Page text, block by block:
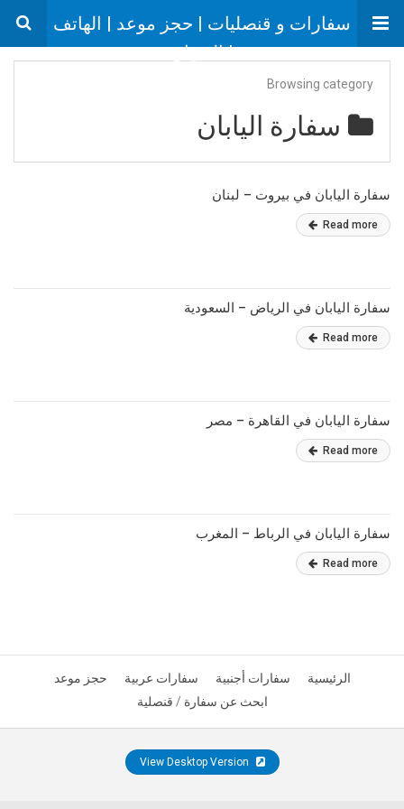
سفارات و قنصليات | حجز موعد | الهاتف
| العنوان
Browsing category
سفارة اليابان
سفارة اليابان في بيروت – لبنان
Read more
سفارة اليابان في الرياض – السعودية
Read more
سفارة اليابان في القاهرة – مصر
Read more
سفارة اليابان في الرباط – المغرب
Read more
الرئيسية سفارات أجنبية سفارات عربية
حجز موعد
ابحث عن سفارة / قنصلية